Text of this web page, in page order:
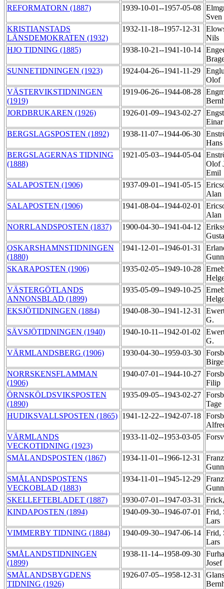
REFORMATORN (1887)
1939-10-01--1957-05-08
Sven
KRISTIANSTADS
LÄNSDEMOKRATEN (1932)
1932-11-18--1957-12-31
Nils
HJO TIDNING (1885)
1938-10-21--1941-10-14
SUNNETIDNINGEN (1923)
1924-04-26--1941-11-29
Olof
VÄSTERVIKSTIDNINGEN
(1919)
1919-06-26--1944-08-28
JORDBRUKAREN (1926)
1926-01-09--1943-02-27
BERGSLAGSPOSTEN (1892)
1938-11-07--1944-06-30
Hans
BERGSLAGERNAS TIDNING
(1888)
1921-05-03--1944-05-04
Olof
Emil
SALAPOSTEN (1906)
1937-09-01--1941-05-15
Alan
SALAPOSTEN (1906)
1941-08-04--1944-02-01
Alan
NORRLANDSPOSTEN (1837)
1900-04-30--1941-04-12
OSKARSHAMNSTIDNINGEN
(1880)
1941-12-01--1946-01-31
SKARAPOSTEN (1906)
1935-02-05--1949-10-28
VÄSTERGÖTLANDS
ANNONSBLAD (1899)
1935-05-09--1949-10-25
EKSJÖTIDNINGEN (1884)
1940-08-30--1941-12-31
G.
SÄVSJÖTIDNINGEN (1940)
1940-10-11--1942-01-02
G.
VÄRMLANDSBERG (1906)
1930-04-30--1959-03-30
NORRSKENSFLAMMAN
(1906)
1940-07-01--1944-10-27
Filip
ÖRNSKÖLDSVIKSPOSTEN
(1890)
1935-09-05--1943-02-27
Tage
HUDIKSVALLSPOSTEN (1865) 1941-12-22--1942-07-18
VÄRMLANDS
VECKOTIDNING (1923)
1933-11-02--1953-03-05
SMÅLANDSPOSTEN (1867) 1934-11-01--1966-12-31
SMÅLANDSPOSTENS
VECKOBLAD (1883)
1934-11-01--1945-12-29
SKELLEFTEBLADET (1887)
1930-07-01--1947-03-31
KINDAPOSTEN (1894)
1940-09-30--1946-07-01
Frid,
Lars
VIMMERBY TIDNING (1884)
1940-09-30--1947-06-14 Frid,
Lars
SMÅLANDSTIDNINGEN
(1899)
1938-11-14--1958-09-30
Josef
SMÅLANDSBYGDENS
TIDNING (1926)
1926-07-05--1958-12-31